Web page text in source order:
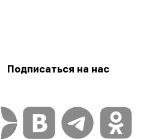
Подписаться на нас